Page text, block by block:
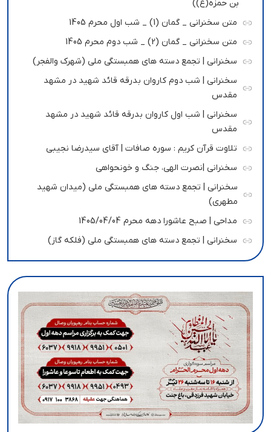
بن حمزه(ع))
متن سخنرانی _ گمان (1) _ شب اول محرم 1405
متن سخنرانی _ گمان (2) _ شب دوم محرم 1405
سخنرانی | تجمع دسته های همبستگی ملی (شهرک والفجر)
سخنرانی | شب دوم کاروان بدرقه قائد شهید در مشهد
مقدس
سخنرانی | شب اول کاروان بدرقه قائد شهید در مشهد
مقدس
تلاوت قرآن کریم : سوره صافات | آقای سیدرضا نجیبی
سخنرانی |نصرت الهی، جنگ و خونحواهی
سخنرانی | تجمع دسته های همبستگی ملی (میدان شهید
مطهری)
مداحی | صبح عاشورا دهه محرم 1405/04/04
سخنرانی | تجمع دسته های همبستگی ملی (فلکه گاز)